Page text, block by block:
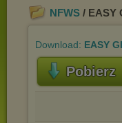
NFWS / EASY
Download: EASY
Pobierz